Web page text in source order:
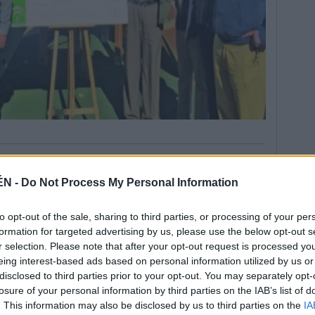
- Do Not Process My Personal Information
opt-out of the sale, sharing to third parties, or processing of your
for targeted advertising by us, please use the below opt-out
selection. Please note that after your opt-out request is processed
interest-based ads based on personal information utilized by us
to third parties prior to your opt-out. You may separately
of your personal information by third parties on the IAB’s list of
This information may also be disclosed by us to third parties on the
de la Bicicleta de Andalucía” de la Dirección
de Fomento y Vivienda de la Junta. El
kilómetros de camino que, en su mayoría,
310. No obstante, debido a las limitaciones de la
de Puente Génave, entre los puntos
de numerosos cruces, el carril se bifurca con